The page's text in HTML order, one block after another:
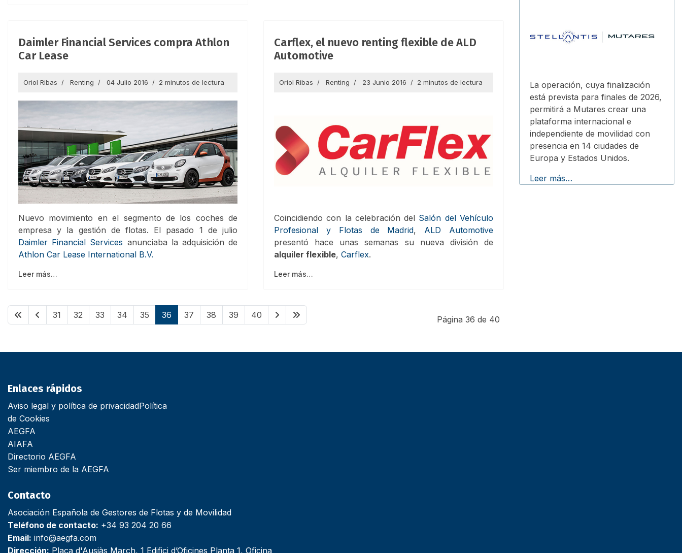
Daimler Financial Services compra Athlon
Car Lease
Oriol Ribas Renting 04 Julio 2016 2 minutos de lectura
Nuevo movimiento en el segmento de los coches de
empresa y la gestión de flotas. El pasado 1 de julio
Daimler Financial Services anunciaba la adquisición de
Athlon Car Lease International B.V.
Leer más…
Carflex, el nuevo renting flexible de ALD
Automotive
Oriol Ribas Renting 23 Junio 2016 2 minutos de lectura
Coincidiendo con la celebración del Salón del Vehículo
Profesional y Flotas de Madrid, ALD Automotive
presentó hace unas semanas su nueva división de
alquiler flexible, Carflex.
Leer más…
Página 36 de 40
31 32 33 34 35 36 37 38 39 40
La operación, cuya finalización
está prevista para finales de 2026,
permitirá a Mutares crear una
plataforma internacional e
independiente de movilidad con
presencia en 14 ciudades de
Europa y Estados Unidos.
Leer más…
Enlaces rápidos
Aviso legal y política de privacidadPolítica
de Cookies
AEGFA
AIAFA
Directorio AEGFA
Ser miembro de la AEGFA
Contacto
Asociación Española de Gestores de Flotas y de Movilidad
Teléfono de contacto: +34 93 204 20 66
Email: info@aegfa.com
Dirección: Plaça d'Ausiàs March, 1 Edifici d’Oficines Planta 1, Oficina